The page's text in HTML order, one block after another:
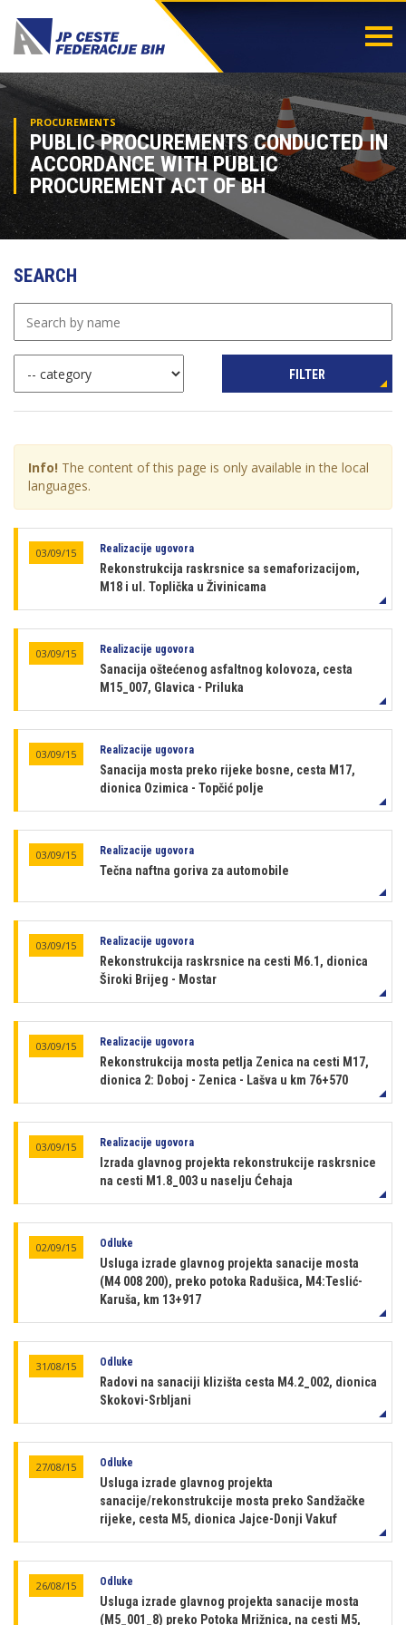
PROCUREMENTS
PUBLIC PROCUREMENTS CONDUCTED IN
ACCORDANCE WITH PUBLIC
PROCUREMENT ACT OF BH
SEARCH
FILTER
Info! The content of this page is only available in the local
languages.
03/09/15 Realizacije ugovora
Rekonstrukcija raskrsnice sa semaforizacijom,
M18 i ul. Toplička u Živinicama
03/09/15 Realizacije ugovora
Sanacija oštećenog asfaltnog kolovoza, cesta
M15_007, Glavica - Priluka
03/09/15 Realizacije ugovora
Sanacija mosta preko rijeke bosne, cesta M17,
dionica Ozimica - Topčić polje
03/09/15 Realizacije ugovora
Tečna naftna goriva za automobile
03/09/15 Realizacije ugovora
Rekonstrukcija raskrsnice na cesti M6.1, dionica
Široki Brijeg - Mostar
03/09/15 Realizacije ugovora
Rekonstrukcija mosta petlja Zenica na cesti M17,
dionica 2: Doboj - Zenica - Lašva u km 76+570
03/09/15 Realizacije ugovora
Izrada glavnog projekta rekonstrukcije raskrsnice
na cesti M1.8_003 u naselju Ćehaja
02/09/15 Odluke
Usluga izrade glavnog projekta sanacije mosta
(M4 008 200), preko potoka Radušica, M4:Teslić-
Karuša, km 13+917
31/08/15 Odluke
Radovi na sanaciji klizišta cesta M4.2_002, dionica
Skokovi-Srbljani
27/08/15 Odluke
Usluga izrade glavnog projekta
sanacije/rekonstrukcije mosta preko Sandžačke
rijeke, cesta M5, dionica Jajce-Donji Vakuf
26/08/15 Odluke
Usluga izrade glavnog projekta sanacije mosta
(M5_001_8) preko Potoka Mrižnica, na cesti M5,